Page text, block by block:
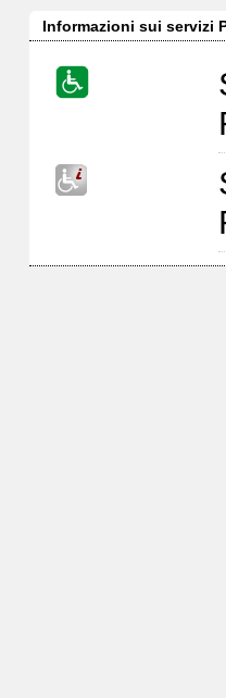
Informazioni sui servizi